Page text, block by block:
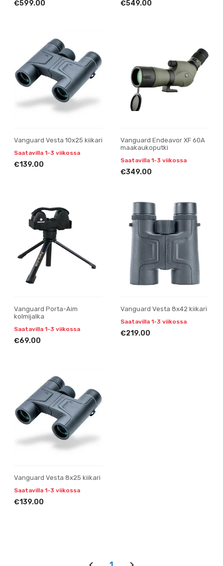
€599.00 €549.00
Vanguard Vesta 10x25 kiikari
Saatavilla 1-3 viikossa
€139.00
Vanguard Endeavor XF 60A
maakaukoputki
Saatavilla 1-3 viikossa
€349.00
Vanguard Porta-Aim
kolmijalka
Saatavilla 1-3 viikossa
€69.00
Vanguard Vesta 8x42 kiikari
Saatavilla 1-3 viikossa
€219.00
Vanguard Vesta 8x25 kiikari
Saatavilla 1-3 viikossa
€139.00